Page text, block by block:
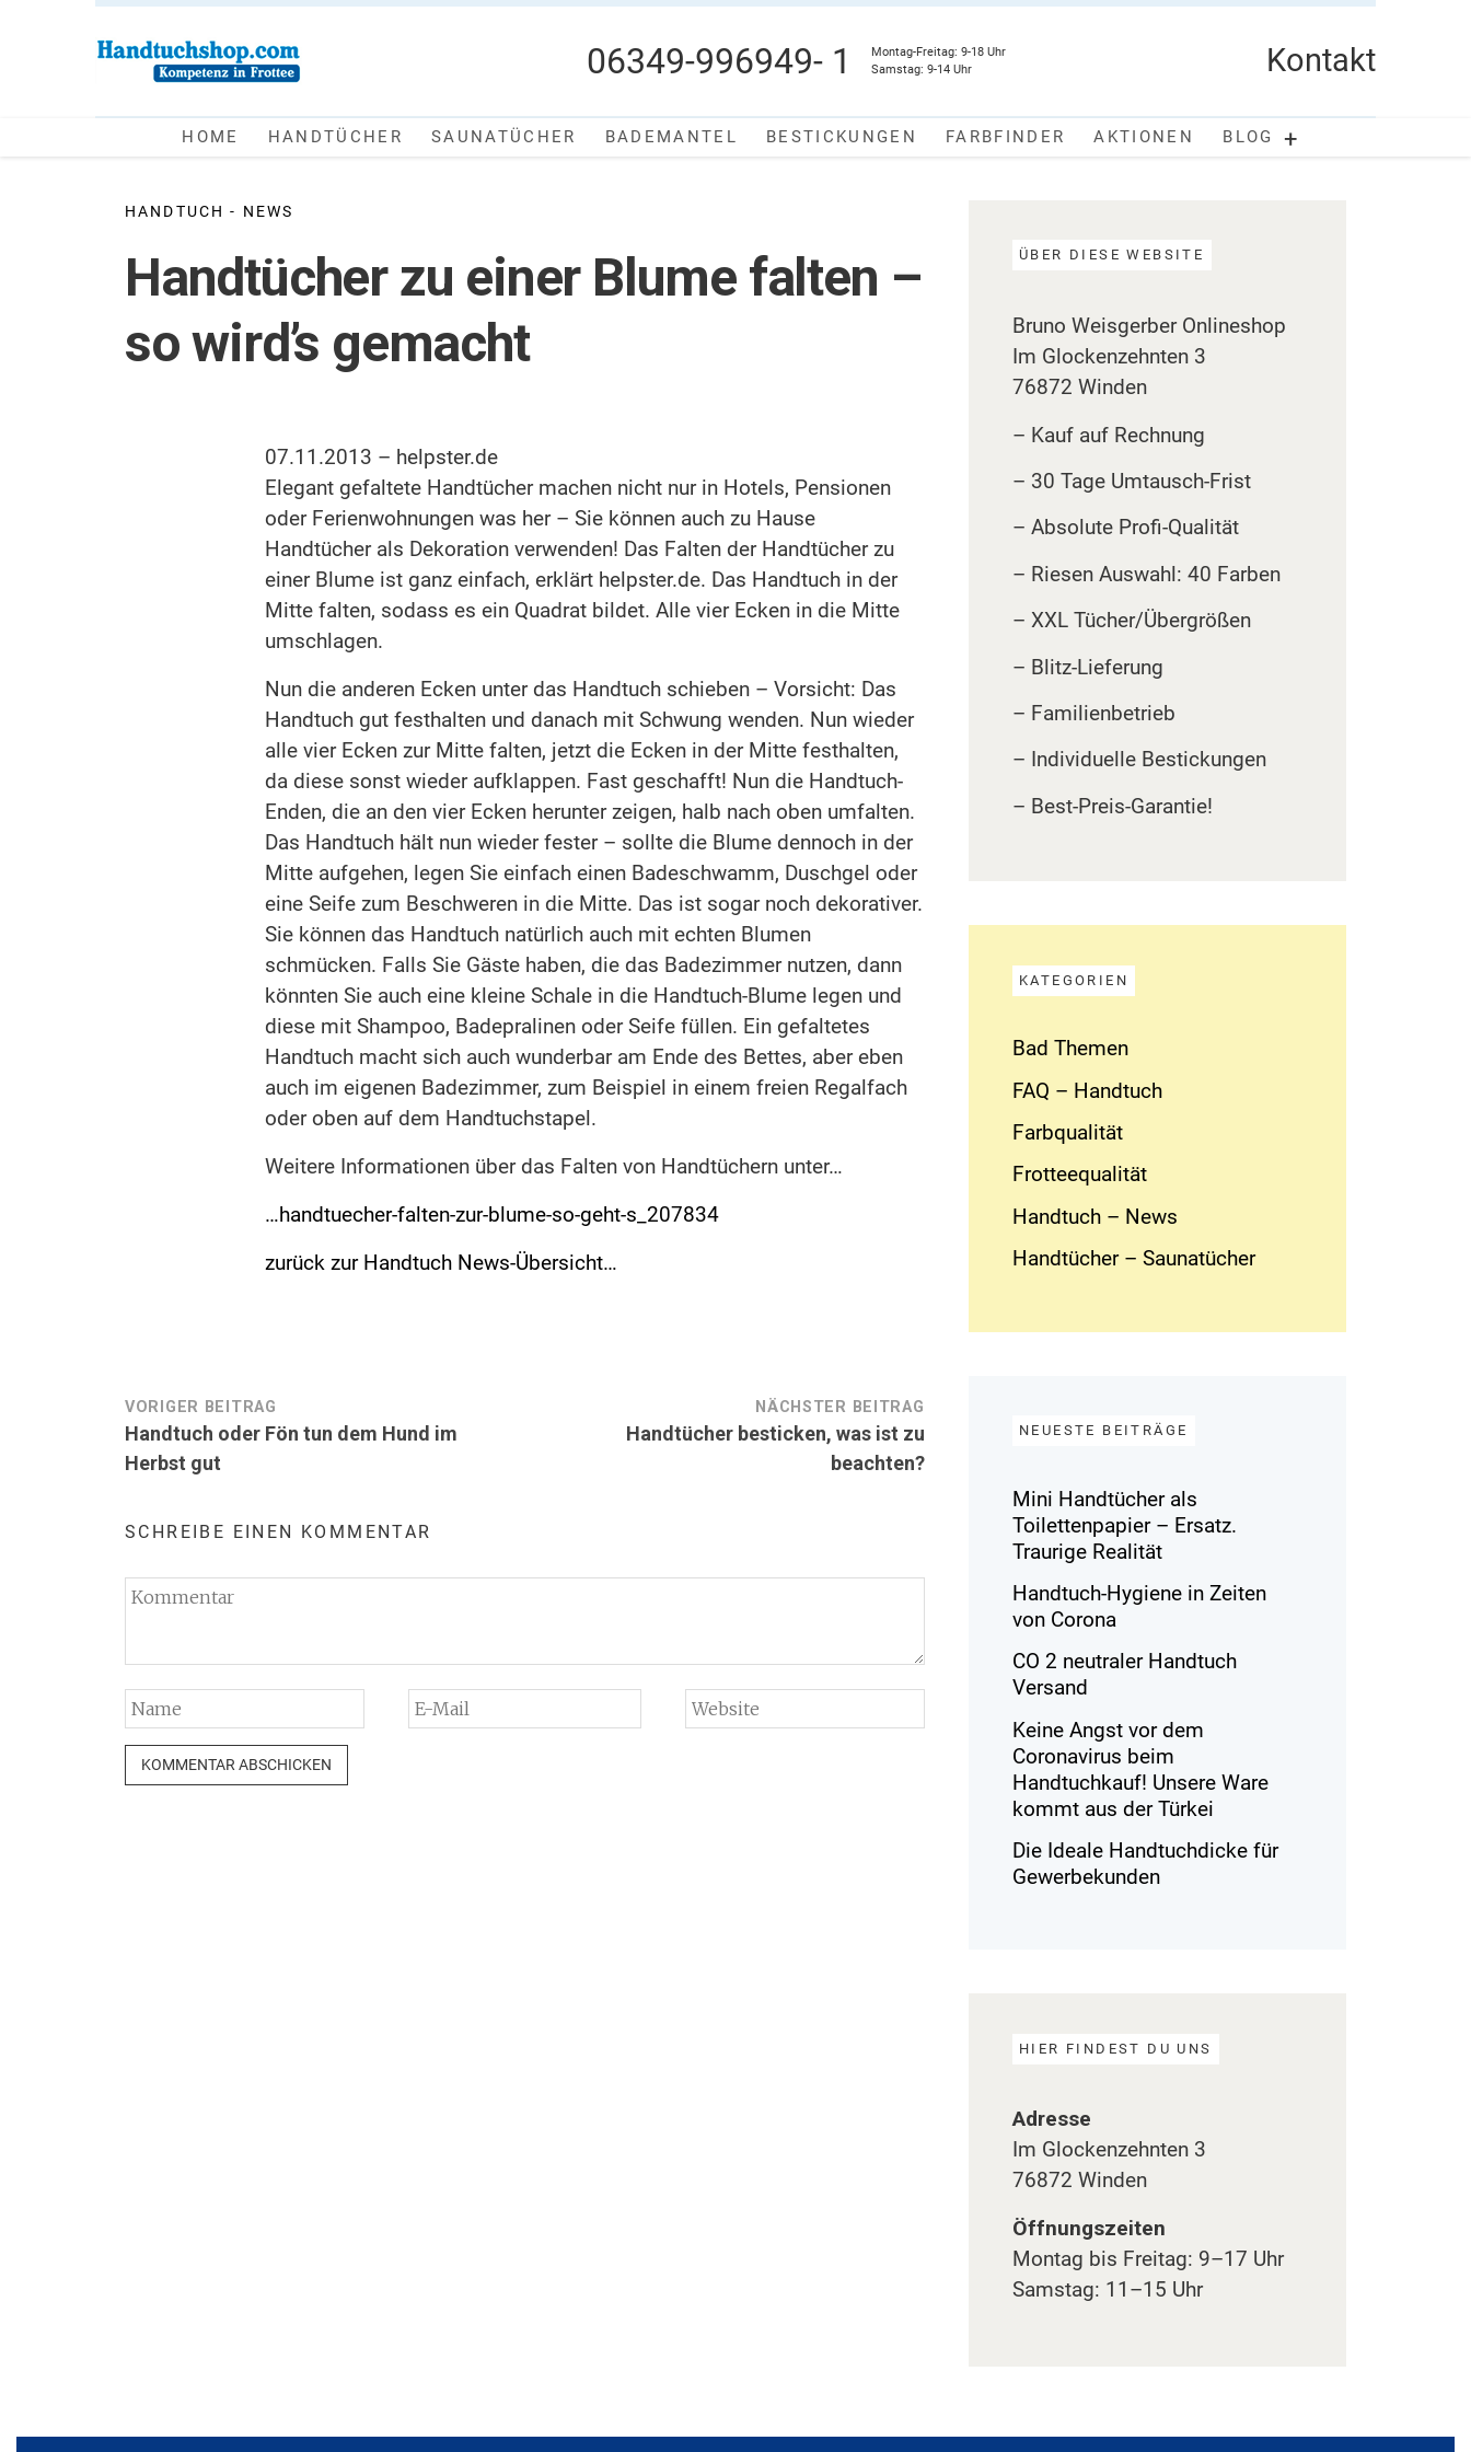
06349-996949- 1
Montag-Freitag: 9-18 Uhr
Samstag: 9-14 Uhr
Kontakt
HOME HANDTÜCHER SAUNATÜCHER BADEMANTEL BESTICKUNGEN FARBFINDER AKTIONEN BLOG +
HANDTUCH - NEWS
Handtücher zu einer Blume falten –
so wird’s gemacht
07.11.2013 – helpster.de
Elegant gefaltete Handtücher machen nicht nur in Hotels, Pensionen
oder Ferienwohnungen was her – Sie können auch zu Hause
Handtücher als Dekoration verwenden! Das Falten der Handtücher zu
einer Blume ist ganz einfach, erklärt helpster.de. Das Handtuch in der
Mitte falten, sodass es ein Quadrat bildet. Alle vier Ecken in die Mitte
umschlagen.
Nun die anderen Ecken unter das Handtuch schieben – Vorsicht: Das
Handtuch gut festhalten und danach mit Schwung wenden. Nun wieder
alle vier Ecken zur Mitte falten, jetzt die Ecken in der Mitte festhalten,
da diese sonst wieder aufklappen. Fast geschafft! Nun die Handtuch-
Enden, die an den vier Ecken herunter zeigen, halb nach oben umfalten.
Das Handtuch hält nun wieder fester – sollte die Blume dennoch in der
Mitte aufgehen, legen Sie einfach einen Badeschwamm, Duschgel oder
eine Seife zum Beschweren in die Mitte. Das ist sogar noch dekorativer.
Sie können das Handtuch natürlich auch mit echten Blumen
schmücken. Falls Sie Gäste haben, die das Badezimmer nutzen, dann
könnten Sie auch eine kleine Schale in die Handtuch-Blume legen und
diese mit Shampoo, Badepralinen oder Seife füllen. Ein gefaltetes
Handtuch macht sich auch wunderbar am Ende des Bettes, aber eben
auch im eigenen Badezimmer, zum Beispiel in einem freien Regalfach
oder oben auf dem Handtuchstapel.
Weitere Informationen über das Falten von Handtüchern unter…
…handtuecher-falten-zur-blume-so-geht-s_207834
zurück zur Handtuch News-Übersicht…
Beitragsnavigation
VORIGER BEITRAG
Handtuch oder Fön tun dem Hund im
Herbst gut
NÄCHSTER BEITRAG
Handtücher besticken, was ist zu
beachten?
SCHREIBE EINEN KOMMENTAR
ÜBER DIESE WEBSITE
Bruno Weisgerber Onlineshop
Im Glockenzehnten 3
76872 Winden
– Kauf auf Rechnung
– 30 Tage Umtausch-Frist
– Absolute Profi-Qualität
– Riesen Auswahl: 40 Farben
– XXL Tücher/Übergrößen
– Blitz-Lieferung
– Familienbetrieb
– Individuelle Bestickungen
– Best-Preis-Garantie!
KATEGORIEN
Bad Themen
FAQ – Handtuch
Farbqualität
Frotteequalität
Handtuch – News
Handtücher – Saunatücher
NEUESTE BEITRÄGE
Mini Handtücher als
Toilettenpapier – Ersatz.
Traurige Realität
Handtuch-Hygiene in Zeiten
von Corona
CO 2 neutraler Handtuch
Versand
Keine Angst vor dem
Coronavirus beim
Handtuchkauf! Unsere Ware
kommt aus der Türkei
Die Ideale Handtuchdicke für
Gewerbekunden
HIER FINDEST DU UNS
Adresse
Im Glockenzehnten 3
76872 Winden
Öffnungszeiten
Montag bis Freitag: 9–17 Uhr
Samstag: 11–15 Uhr